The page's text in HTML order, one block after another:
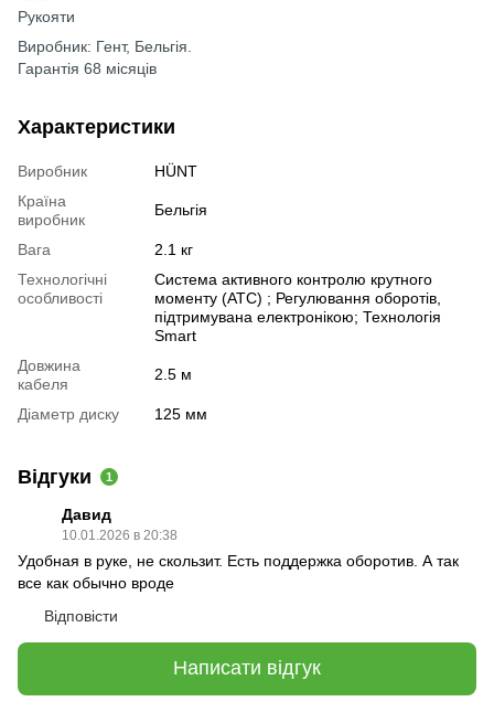
Рукояти
Виробник: Гент, Бельгія.
Гарантія 68 місяців
Характеристики
Виробник
HÜNT
Країна
виробник
Бельгія
Вага
2.1 кг
Технологічні
особливості
Система активного контролю крутного
моменту (ATC) ; Регулювання оборотів,
підтримувана електронікою; Технологія
Smart
Довжина
кабеля
2.5 м
Діаметр диску 125 мм
Відгуки 1
Давид
10.01.2026 в 20:38
Удобная в руке, не скользит. Есть поддержка оборотив. А так
все как обычно вроде
Відповісти
Написати відгук